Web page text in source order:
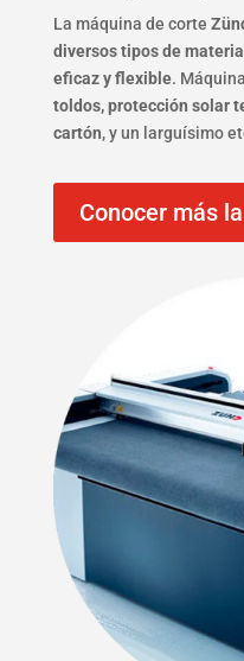
La máquina de corte
diversos tipos de
eficaz y flexible.
toldos, protección solar
cartón, y un larguísimo
Conocer más